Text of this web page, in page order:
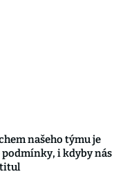
našeho týmu je
i kdyby nás